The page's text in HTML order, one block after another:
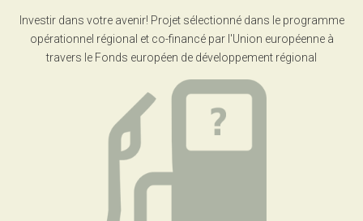
Investir dans votre avenir! Projet sélectionné dans le programme
opérationnel régional et co-financé par l'Union européenne à
travers le Fonds européen de développement régional